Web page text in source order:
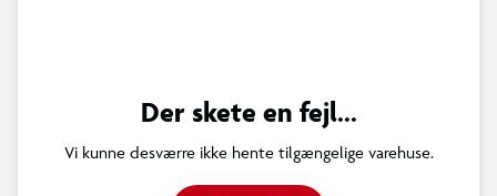
Der skete en fejl...
Vi kunne desværre ikke hente tilgængelige varehuse.